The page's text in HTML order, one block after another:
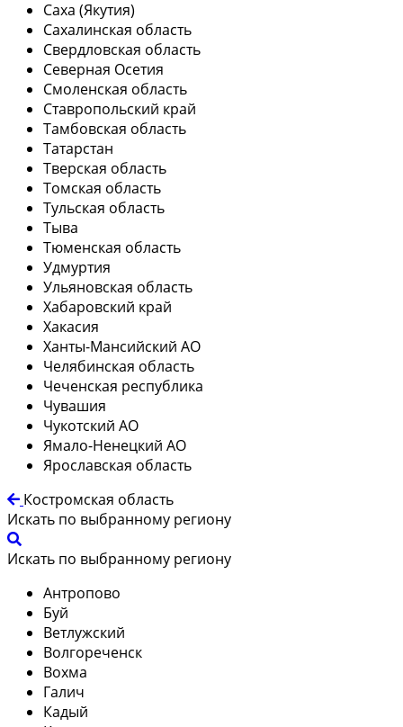
Саха (Якутия)
Сахалинская область
Свердловская область
Северная Осетия
Смоленская область
Ставропольский край
Тамбовская область
Татарстан
Тверская область
Томская область
Тульская область
Тыва
Тюменская область
Удмуртия
Ульяновская область
Хабаровский край
Хакасия
Ханты-Мансийский АО
Челябинская область
Чеченская республика
Чувашия
Чукотский АО
Ямало-Ненецкий АО
Ярославская область
Костромская область
Искать по выбранному региону
Искать по выбранному региону
Антропово
Буй
Ветлужский
Волгореченск
Вохма
Галич
Кадый